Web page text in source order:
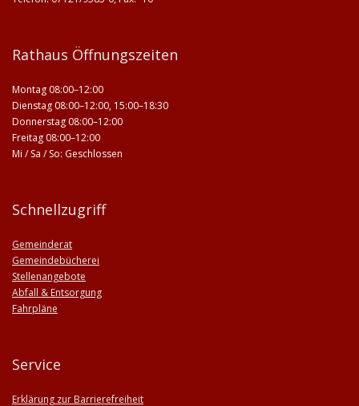
Rathaus Öffnungszeiten
Montag 08:00–12:00
Dienstag 08:00–12:00, 15:00–18:30
Donnerstag 08:00–12:00
Freitag 08:00–12:00
Mi / Sa / So: Geschlossen
Schnellzugriff
Gemeinderat
Gemeindebücherei
Stellenangebote
Abfall & Entsorgung
Fahrpläne
Service
Erklärung zur Barrierefreiheit